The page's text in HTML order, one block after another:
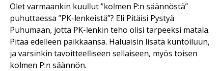
Olet varmaankin kuullut ”kolmen P:n säännöstä”
puhuttaessa ”PK-lenkeistä”? Eli Pitäisi Pystyä
Puhumaan, jotta PK-lenkin teho olisi tarpeeksi matala.
Pitää edelleen paikkaansa. Haluaisin lisätä kuntoiluun,
ja varsinkin tavoitteelliseen sellaiseen, myös toisen
kolmen P:n säännön.